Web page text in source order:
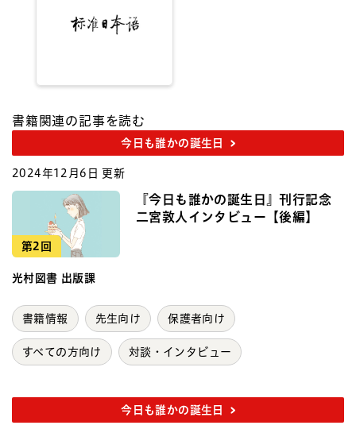
書籍関連の記事を読む
今日も誰かの誕生日
2024年12月6日 更新
第2回
『今日も誰かの誕生日』刊行記念
二宮敦人インタビュー【後編】
光村図書 出版課
書籍情報 先生向け 保護者向け
すべての方向け 対談・インタビュー
今日も誰かの誕生日